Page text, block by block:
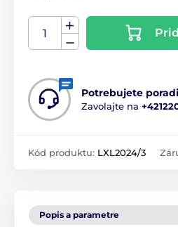
Potrebujete
Zavolajte na
Kód produktu: LXL2024/3
Popis a parametre